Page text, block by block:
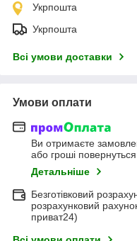
Укрпошта
Укрпошта
Всі умови доставки
Умови оплати
Ви отримаєте
або гроші
Детальніше
Безготівковий
розрахунковий
приват24)